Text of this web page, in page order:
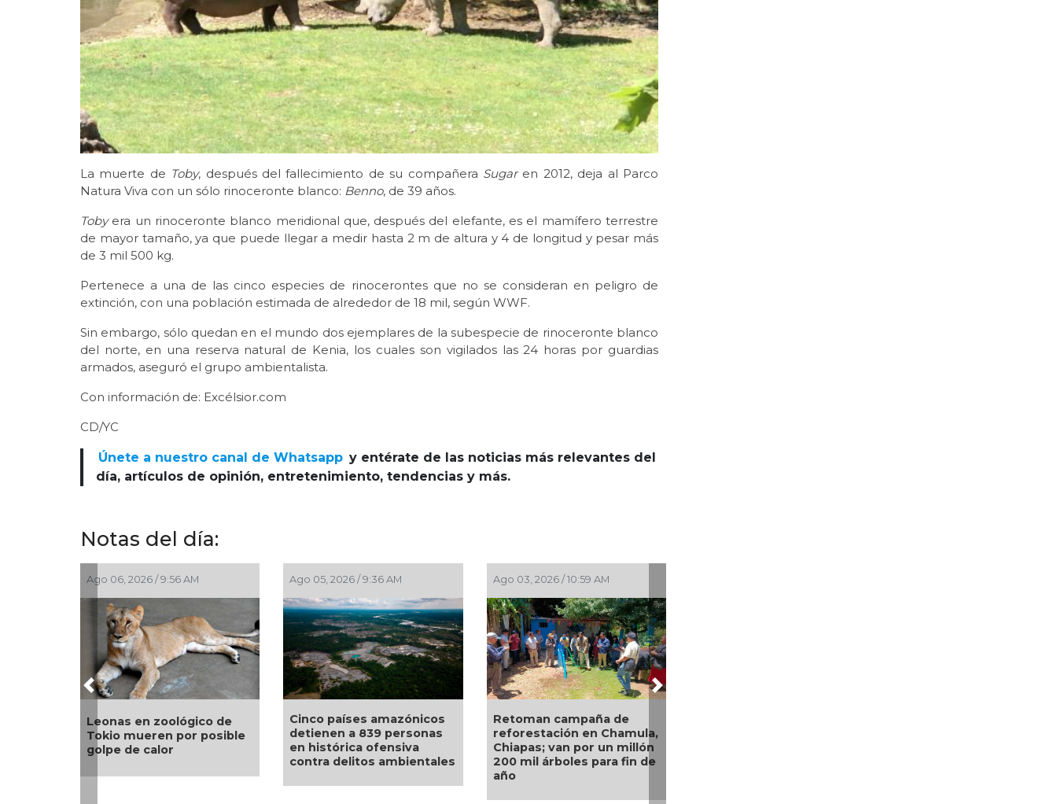
La muerte de Toby, después del fallecimiento de su compañera Sugaren 2012, deja al Parco
Natura Viva con un sólo rinoceronte blanco: Benno, de 39 años.
Toby era un rinoceronte blanco meridional que, después del elefante, es el mamífero terrestre
de mayor tamaño, ya que puede llegar a medir hasta 2 m de altura y 4 de longitud y pesar más
de 3 mil 500 kg.
Pertenece a una de las cinco especies de rinocerontes que no se consideran en peligro de
extinción, con una población estimada de alrededor de 18 mil, según WWF.
Sin embargo, sólo quedan en el mundo dos ejemplares de la subespecie de rinoceronte blanco
del norte, en una reserva natural de Kenia, los cuales son vigilados las 24 horas por guardias
armados, aseguró el grupo ambientalista.
Con información de: Excélsior.com
CD/YC
Únete a nuestro canal de Whatsapp y entérate de las noticias más relevantes del
día, artículos de opinión, entretenimiento, tendencias y más.
Notas del día:
Jul 30, 2026 / 10:27 AM
Gobierno invierte 2 mil
mdp y refuerza estrategia
para contener el sargazo
Sheinbaum
Jul 29, 2026 / 9:57 AM
Santuario Apapacho, con
diez años de servicio,
suspende actividades
debido a la violencia en la
Jul 28, 2026 / 9:46 AM
Alertan en Puebla por alza
en casos de personas
infectadas de miasis
Previous Next